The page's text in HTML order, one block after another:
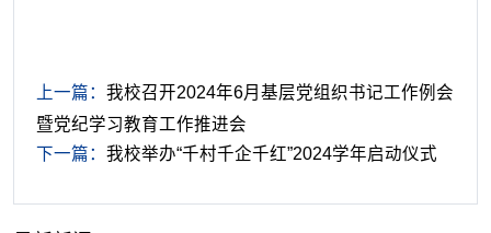
上一篇： 我校召开2024年6月基层党组织书记工作例会
暨党纪学习教育工作推进会
下一篇： 我校举办“千村千企千红”2024学年启动仪式